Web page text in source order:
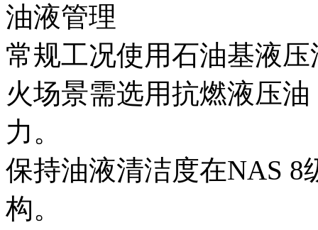
油液管理‌
常规工况使用石油基液
火场景需选用抗燃液压
力。
保持油液清洁度在NAS
构。